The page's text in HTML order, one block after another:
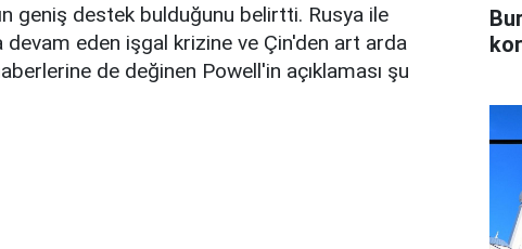
geniş destek bulduğunu belirtti. Rusya ile
devam eden işgal krizine ve Çin'den art arda
de değinen Powell'in açıklaması şu